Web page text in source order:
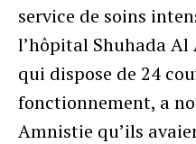
service de soins
l’hôpital Shuhada Al
qui dispose de 24
fonctionnement, a
Amnistie qu’ils